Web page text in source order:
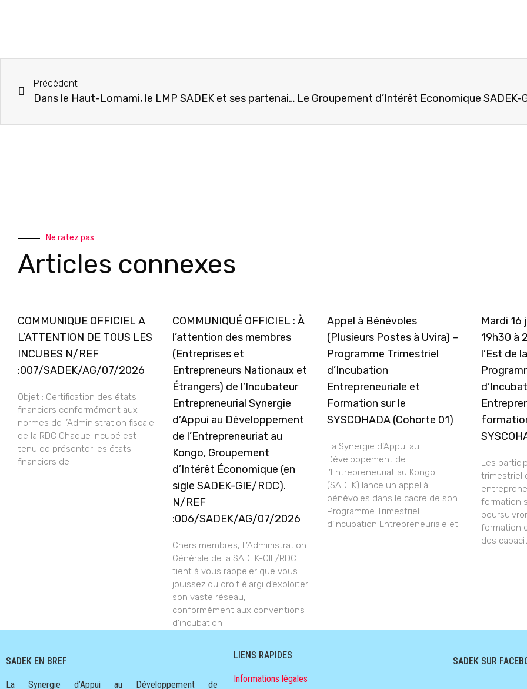
Précédent
Dans le Haut-Lomami, le LMP SADEK et ses partenaires réussissent à promouvoir les Trente Femmes Modèles et Inspirantes de La Province
Ne ratez pas
Articles connexes
COMMUNIQUE OFFICIEL A
L’ATTENTION DE TOUS LES
INCUBES N/REF
:007/SADEK/AG/07/2026
Objet : Certification des états
financiers conformément aux
normes de l’Administration fiscale
de la RDC Chaque incubé est
tenu de présenter les états
financiers de
COMMUNIQUÉ OFFICIEL : À
l’attention des membres
(Entreprises et
Entrepreneurs Nationaux et
Étrangers) de l’Incubateur
Entrepreneurial Synergie
d’Appui au Développement
de l’Entrepreneuriat au
Kongo, Groupement
d’Intérêt Économique (en
sigle SADEK-GIE/RDC).
N/REF
:006/SADEK/AG/07/2026
Chers membres, L’Administration
Générale de la SADEK-GIE/RDC
tient à vous rappeler que vous
jouissez du droit élargi d’exploiter
son vaste réseau,
conformément aux conventions
d’incubation
Appel à Bénévoles
(Plusieurs Postes à Uvira) –
Programme Trimestriel
d’Incubation
Entrepreneuriale et
Formation sur le
SYSCOHADA (Cohorte 01)
La Synergie d’Appui au
Développement de
l’Entrepreneuriat au Kongo
(SADEK) lance un appel à
bénévoles dans le cadre de son
Programme Trimestriel
d’Incubation Entrepreneuriale et
Mardi 16
19h30 à
l’Est de
Les
trimestriel
formation
formation
des
SADEK EN BREF
La Synergie d’Appui au Développement de
LIENS RAPIDES
Informations légales
SADEK SUR